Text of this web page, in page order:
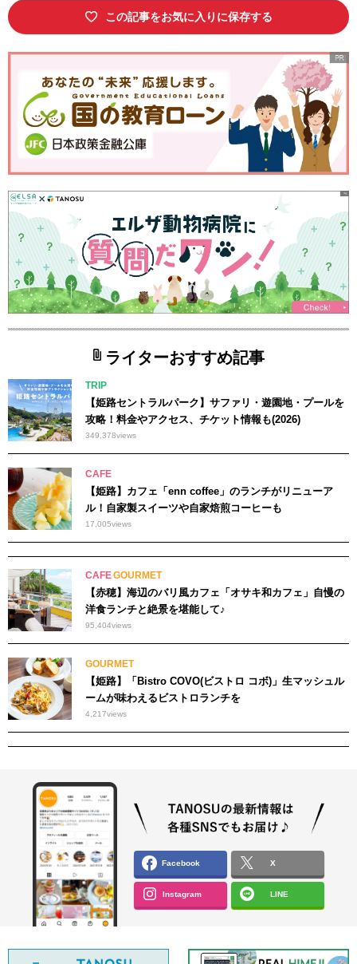
この記事をお気に入りに保存する
ライターおすすめ記事
TRIP
【姫路セントラルパーク】サファリ・遊園地・プールを
攻略！料金やアクセス、チケット情報も(2026)
349,378views
CAFE
【姫路】カフェ「enn coffee」のランチがリニューア
ル！自家製スイーツや自家焙煎コーヒーも
17,005views
CAFEGOURMET
【赤穂】海辺のバリ風カフェ「オサキ和カフェ」自慢の
洋食ランチと絶景を堪能して♪
95,404views
GOURMET
【姫路】「Bistro COVO(ビストロ コボ)」生マッシュル
ームが味わえるビストロランチを
4,217views
Facebook X
Instagram LINE